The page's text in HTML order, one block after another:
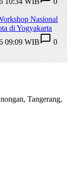
Nasional
di Yogyakarta
09:09 WIB 0
Tangerang,